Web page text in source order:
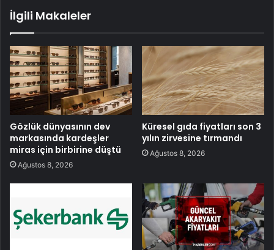
İlgili Makaleler
Gözlük dünyasının dev
markasında kardeşler
miras için birbirine düştü
Ağustos 8, 2026
Küresel gıda fiyatları son 3
yılın zirvesine tırmandı
Ağustos 8, 2026